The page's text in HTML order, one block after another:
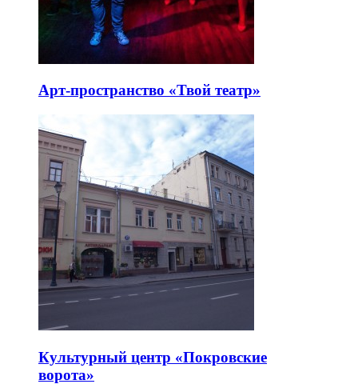
Арт-пространство «Твой театр»
Культурный центр «Покровские
ворота»